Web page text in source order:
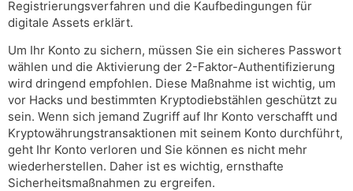
Registrierungsverfahren und die Kaufbedingungen für
digitale Assets erklärt.
Um Ihr Konto zu sichern, müssen Sie ein sicheres Passwort
wählen und die Aktivierung der 2-Faktor-Authentifizierung
wird dringend empfohlen. Diese Maßnahme ist wichtig, um
vor Hacks und bestimmten Kryptodiebstählen geschützt zu
sein. Wenn sich jemand Zugriff auf Ihr Konto verschafft und
Kryptowährungstransaktionen mit seinem Konto durchführt,
geht Ihr Konto verloren und Sie können es nicht mehr
wiederherstellen. Daher ist es wichtig, ernsthafte
Sicherheitsmaßnahmen zu ergreifen.